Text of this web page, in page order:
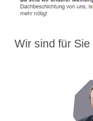
Wir sind für